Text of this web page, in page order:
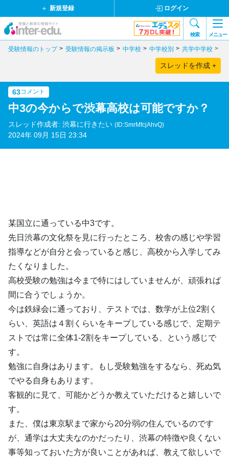
新規登録 ログイン
検索 メニュー
受験情報のトップ 受験情報の掲示板 中学校 中学校別 共学中学校
スレッドを作成 +
63コメント
中3の今からで渋幕高校は可能ですか？
スレッド作成者: 渋幕に行きたい (ID:SmrMfcjAhvQ)
2024年 09月 15日 23:34
某国立に通っている中3です。
先日渋幕の文化祭を見に行ったところ、校舎の感じや学習
指導などが自分と会っていると感じ、高校から入学してみ
たくなりました。
高校受験の勉強は今まで特にはしていませんが、頑張れば
間に合うでしょうか。
今は鉄緑会に通っており、テストでは、数学が上位2割く
らい、英語は４割くらいをキープしている感じで、定期テ
ストでは常に全体1-2割をキープしている、という感じで
す。
勉強に自身はあります。もし受験勉強をするなら、死ぬ気
でやる自身もあります。
客観的に見て、可能かどうか教えていただけると嬉しいで
す。
また、僕は東京駅まで家から20分弱の住んでいるのです
が、通学は大丈夫なのかだったり、渋幕の特徴や良くない
事等知っておいた方が良いことがあれば、教えて欲しいで